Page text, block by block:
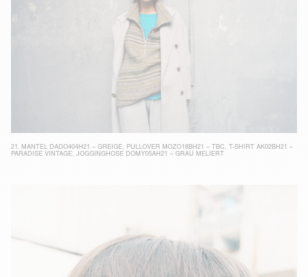
21. MANTEL DADO404H21 – GREIGE, PULLOVER MOZO18BH21 – TBC , T-SHIRT AK02BH21 –
PARADISE VINTAGE, JOGGINGHOSE DOMY05AH21 – GRAU MELIERT